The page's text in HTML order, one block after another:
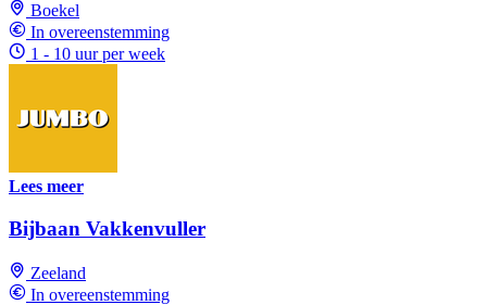
Boekel
In overeenstemming
1 - 10 uur per week
Lees meer
Bijbaan Vakkenvuller
Zeeland
In overeenstemming